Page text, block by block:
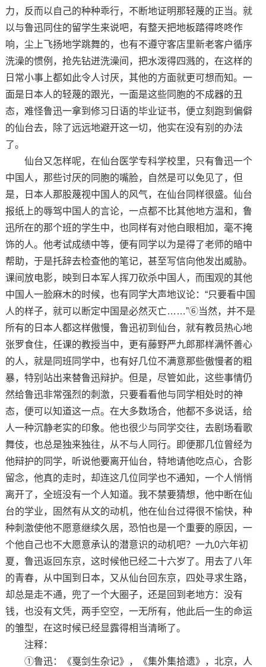
力，反而以自己的种种乖行，不断地证明那轻蔑的正当。就
以与鲁迅同住的留学生来说吧，有整天把地板踏得咚咚作
响，尘上飞扬地学跳舞的，也有不遵守客店里新老客户循序
洗澡的惯例，抢先钻迸洗澡间，把水泼得四溅的，在这样的
日常小事上都如此令人讨厌，其他的方面就更可想而知。一
面是日本人的轻蔑的跟光，一面是这些同胞的不成器的丑
态，难怪鲁迅一拿到修习日语的毕业证书，便立刻跑到偏僻
的仙台去，除了远远地避开这一切，他实在没有别的办法
了。
仙台又怎样呢，在仙台医学专科学校里，只有鲁迅一个
中国人，那些讨厌的同胞的嘴脸，自然是可以免见了，但
是，日本人那股蔑视中国人的风气，在仙台同样很盛。仙台
报纸上的辱驾中国人的言论，一点都不比其他地方温和，鲁
迅所在的那个班的学生中，也同样有对他白眼相加，毫不掩
饰的人。他考试成绩中等，便有同学以为是得了老师的暗中
帮助，于是托辞去检查他的笔记，甚至写信向他发出威胁。
课间放电影，映到日本军人挥刀砍杀中国人，而围观的其他
中国人一脸麻木的时候，也有同学大声地议论：“只要看中国
人的样子，就可以断定中国是必然灭亡……”⑥当然，并不是
所有的日本人都这样傲慢，鲁迅初到仙台，就有教员热心地
张罗食住，任课的教授当中，更有藤野严九郎那样满怀善心
的人，就是同班同学中，也有好几位不满意那些傲慢者的粗
暴，特别站出来替鲁迅辩护。但是，尽管如此，这些事情仍
然给鲁迅非常强烈的刺激，只要看看他与同学相处时的神
态，便可以知道这一点。在大多数场合，他都不多说话，给
人一种沉静老实的印象。他也很少与同学交往，去剧场看歌
舞伎，也总是独来独往，从不与人同行。即便那几位曾经为
他辩护的同学，听说他要离开仙台，特地请他吃点心，合影
留念，他真的走时，却连这几位同学也不通知，一个人悄悄
离开了，全班没有一个人知道。我不禁要猜想，他中断在仙
台的学业，固然有从文的动机，他在仙台过得很不愉快，种
种刺激使他不愿意继续久居，恐怕也是一个重要的原因，一
个他自己也不大愿意承认的潜意识的动机吧？一九0六年初
夏，鲁迅返回东京，这时候他已经二十六岁了。用去了八年
的青春，从中国到日本，又从仙台回东京，四处寻求生路，
却总是走不通，兜了一个大圈子，还是回到老地方：没有
钱，也没有文凭，两手空空，一无所有，他此后一生的命运
的雏型，在这时候已经显露得相当清晰了。
注释：
①鲁迅：《戛剑生杂记》，《集外集拾遗》，北京，人